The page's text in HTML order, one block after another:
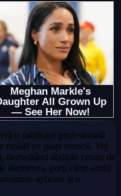
o calificare profesională
rapidă pe piața muncii. Vei
dezvoltând abilități cerute de
asemenea, porți către studii
aplicate și o